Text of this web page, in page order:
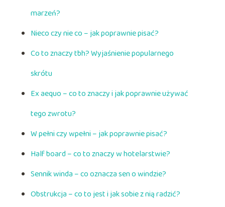
marzeń?
Nieco czy nie co – jak poprawnie pisać?
Co to znaczy tbh? Wyjaśnienie popularnego
skrótu
Ex aequo – co to znaczy i jak poprawnie używać
tego zwrotu?
W pełni czy wpełni – jak poprawnie pisać?
Half board – co to znaczy w hotelarstwie?
Sennik winda – co oznacza sen o windzie?
Obstrukcja – co to jest i jak sobie z nią radzić?